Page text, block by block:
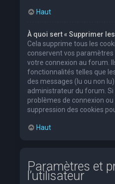
Haut
À quoi sert « Supprimer
Cela supprime tous les
conservent vos
votre connexion au forum.
fonctionnalités telles que
des messages (lu ou non
administrateur du forum.
problèmes de connexion
suppression des cookies
Haut
Paramètres et
l’utilisateur